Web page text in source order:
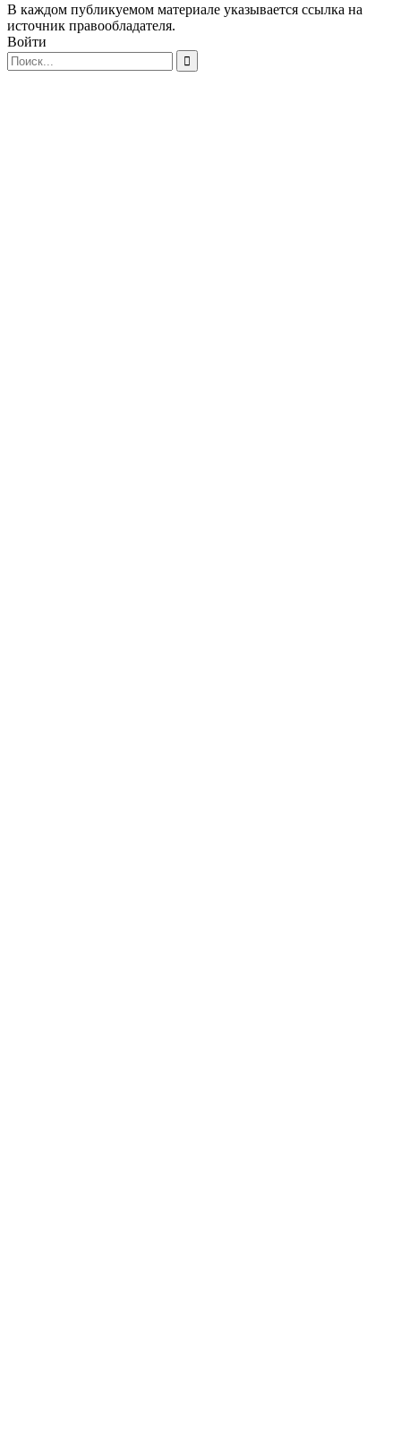
В каждом публикуемом материале указывается ссылка на
источник правообладателя.
Войти